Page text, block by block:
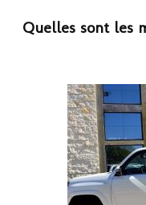
Quelles sont les